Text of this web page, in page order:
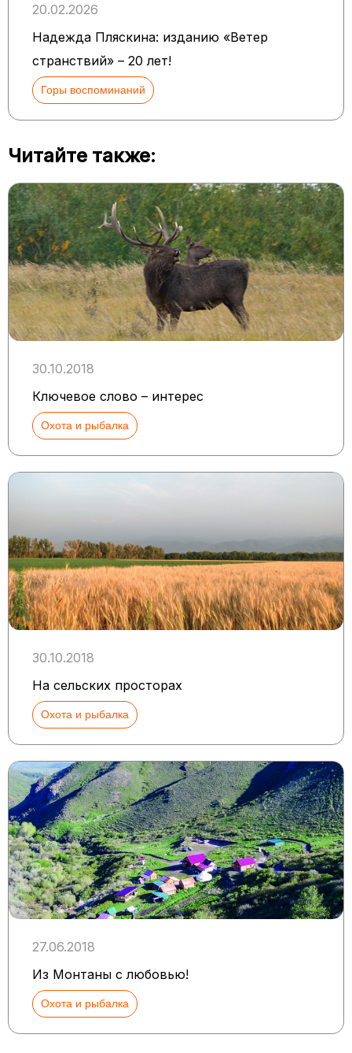
20.02.2026
Надежда Пляскина: изданию «Ветер
странствий» – 20 лет!
Горы воспоминаний
Читайте также:
30.10.2018
Ключевое слово – интерес
Охота и рыбалка
30.10.2018
На сельских просторах
Охота и рыбалка
27.06.2018
Из Монтаны с любовью!
Охота и рыбалка